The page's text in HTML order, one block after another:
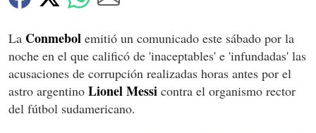
La Conmebol emitió un comunicado este sábado por la
noche en el que calificó de 'inaceptables' e 'infundadas' las
acusaciones de corrupción realizadas horas antes por el
astro argentino Lionel Messi contra el organismo rector
del fútbol sudamericano.